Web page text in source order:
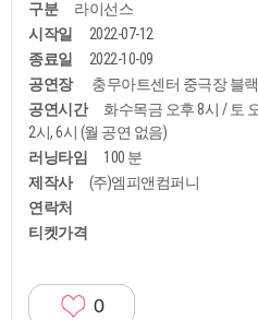
구분
라이선스
시작일
2022-07-12
종료일
2022-10-09
공연장
충무아트센터 중극장 블랙
공연시간
화수목금 오후 8시 / 토
2시, 6시 (월 공연 없음)
러닝타임
100 분
제작사
(주)엠피앤컴퍼니
연락처
티켓가격
0